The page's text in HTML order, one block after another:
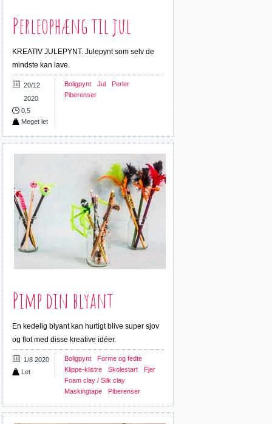
Perleophæng til jul
KREATIV JULEPYNT. Julepynt som selv de
mindste kan lave.
20/12
2020
0,5
Meget let
Boligpynt Jul
Perler
Piberenser
Pimp din blyant
En kedelig blyant kan hurtigt blive super sjov
og flot med disse kreative idéer.
1/8 2020
Let
Boligpynt
Forme og fedte
Klippe-klistre
Skolestart
Fjer
Foam clay / Silk clay
Maskingtape
Piberenser